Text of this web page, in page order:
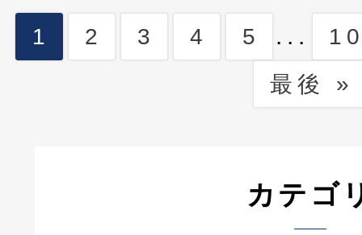
1 2 3 4 5 ...
最後 »
カテゴ